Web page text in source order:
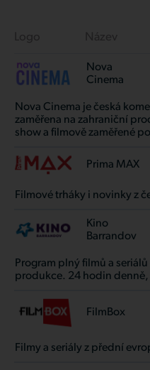
Nova
Cinema
Nova Cinema je česká
zaměřena na zahraniční
show a filmově zaměřené
Prima MAX
Filmové trháky i novinky z
Kino
Barrandov
Program plný filmů a
produkce. 24 hodin denně,
FilmBox
Filmy a seriály z přední